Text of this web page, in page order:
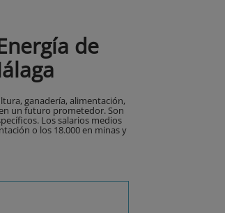
de
ganadería, alimentación,
un futuro prometedor. Son
Los salarios medios
o los 18.000 en minas y